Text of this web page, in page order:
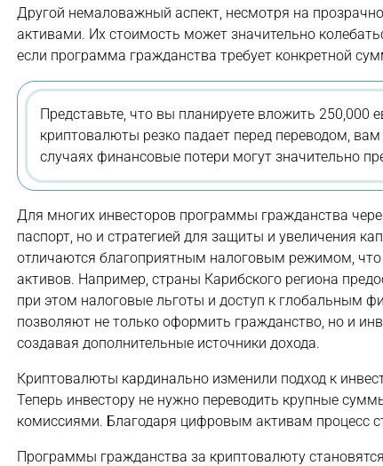
Другой немаловажный аспект, несмотря на
активами. Их стоимость может значительно
если программа гражданства требует конкретной
Представьте, что вы планируете вложить 250,000
криптовалюты резко падает перед переводом,
случаях финансовые потери могут значительно
Для многих инвесторов программы гражданства
паспорт, но и стратегией для защиты и увеличения
отличаются благоприятным налоговым режимом,
активов. Например, страны Карибского региона
при этом налоговые льготы и доступ к глобальным
позволяют не только оформить гражданство, но и
создавая дополнительные источники дохода.
Криптовалюты кардинально изменили подход к
Теперь инвестору не нужно переводить крупные
комиссиями. Благодаря цифровым активам процесс
Программы гражданства за криптовалюту